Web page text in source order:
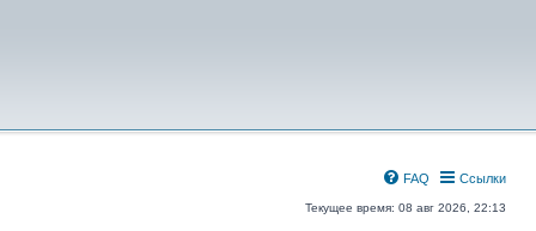
Ссылки
FAQ
Текущее время: 08 авг 2026, 22:13